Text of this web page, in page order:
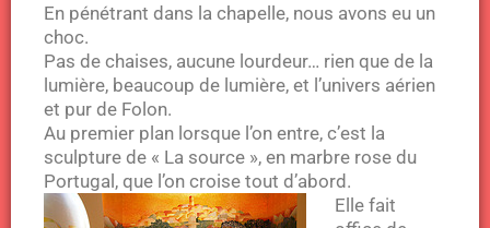
En pénétrant dans la chapelle, nous avons eu un
choc.
Pas de chaises, aucune lourdeur… rien que de la
lumière, beaucoup de lumière, et l’univers aérien
et pur de Folon.
Au premier plan lorsque l’on entre, c’est la
sculpture de « La source », en marbre rose du
Portugal, que l’on croise tout d’abord.
Elle fait